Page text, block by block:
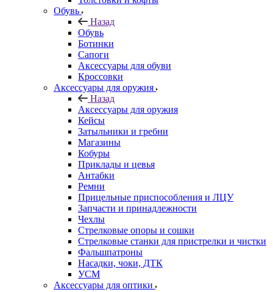
Обувь
Назад
Обувь
Ботинки
Сапоги
Аксессуары для обуви
Кроссовки
Аксессуары для оружия
Назад
Аксессуары для оружия
Кейсы
Затыльники и гребни
Магазины
Кобуры
Приклады и цевья
Антабки
Ремни
Прицельные приспособления и ЛЦУ
Запчасти и принадлежности
Чехлы
Стрелковые опоры и сошки
Стрелковые станки для пристрелки и чистки
Фальшпатроны
Насадки, чоки, ДТК
УСМ
Аксессуары для оптики